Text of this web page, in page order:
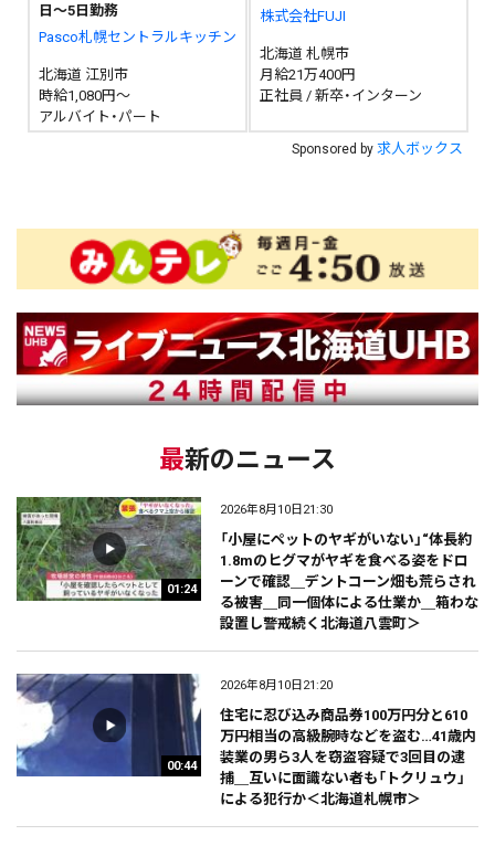
日～5日勤務
Pasco札幌セントラルキッチン
北海道 江別市
時給1,080円～
アルバイト・パート
株式会社FUJI
北海道 札幌市
月給21万400円
正社員 / 新卒・インターン
Sponsored by 求人ボックス
最新のニュース
01:24
2026年8月10日21:30
「小屋にペットのヤギがいない」“体長約
1.8mのヒグマがヤギを食べる姿をドロ
ーンで確認＿デントコーン畑も荒らされ
る被害＿同一個体による仕業か＿箱わな
設置し警戒続く北海道八雲町＞
00:44
2026年8月10日21:20
住宅に忍び込み商品券100万円分と610
万円相当の高級腕時などを盗む…41歳内
装業の男ら3人を窃盗容疑で3回目の逮
捕＿互いに面識ない者も「トクリュウ」
による犯行か＜北海道札幌市＞